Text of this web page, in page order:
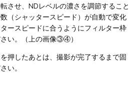
させ、NDレベルの濃さを調節すること
（シャッタースピード）が自動で変化
ースピードに合うようにフィルター枠
い。（上の画像③④）
押したあとは、撮影が完了するまで固
い。